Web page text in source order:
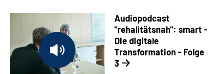
Audiopodcast
"rehalitätsnah": smart -
Die digitale
Transformation - Folge
3